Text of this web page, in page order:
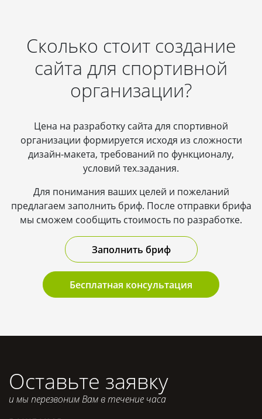
Сколько стоит создание
сайта для спортивной
организации?
Цена на разработку сайта для спортивной
организации формируется исходя из сложности
дизайн-макета, требований по функционалу,
условий тех.задания.
Для понимания ваших целей и пожеланий
предлагаем заполнить бриф. После отправки брифа
мы сможем сообщить стоимость по разработке.
Заполнить бриф
Бесплатная консультация
Оставьте заявку
и мы перезвоним Вам в течение часа